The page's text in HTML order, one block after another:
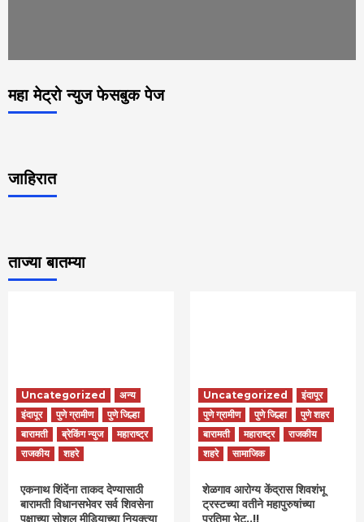
महा मेट्रो न्युज फेसबुक पेज
जाहिरात
ताज्या बातम्या
Uncategorized
अन्य
इंदापूर
पुणे ग्रामीण
पुणे जिल्हा
बारामती
ब्रेकिंग न्युज
महाराष्ट्र
राजकीय
शहरे
एकनाथ शिंदेंना ताकद देण्यासाठी
बारामती विधानसभेवर सर्व शिवसेना
पक्षाच्या सोशल मीडियाच्या नियुक्त्या
Uncategorized
इंदापूर
पुणे ग्रामीण
पुणे जिल्हा
पुणे शहर
बारामती
महाराष्ट्र
राजकीय
शहरे
सामाजिक
शेळगाव आरोग्य केंद्रास शिवशंभू
ट्रस्टच्या वतीने महापुरुषांच्या
प्रतिमा भेट..!!